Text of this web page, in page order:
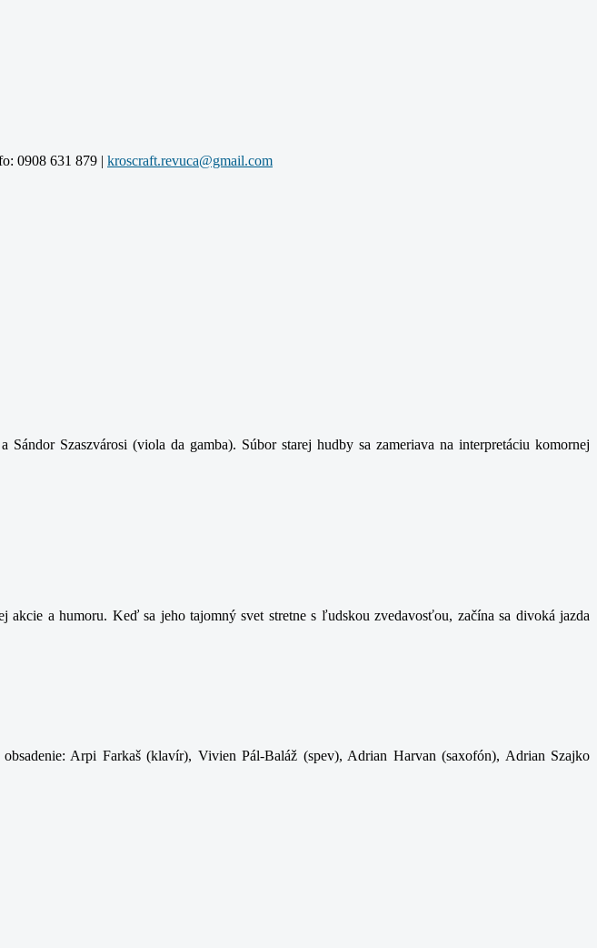
0908 631 879 |
Szaszvárosi (viola da gamba). Súbor starej hudby sa zameriava na interpretáciu komornej
a humoru. Keď sa jeho tajomný svet stretne s ľudskou zvedavosťou, začína sa divoká jazda
Arpi Farkaš (klavír), Vivien Pál-Baláž (spev), Adrian Harvan (saxofón), Adrian Szajko